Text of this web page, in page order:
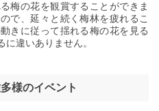
梅の花を観賞することができま
で、延々と続く梅林を疲れるこ
きに従って揺れる梅の花を見る
違いありません。
様のイベント